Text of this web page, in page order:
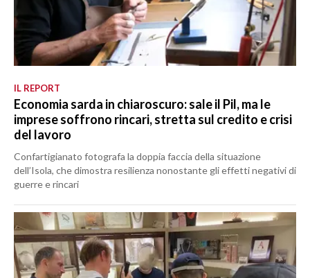
IL REPORT
Economia sarda in chiaroscuro: sale il Pil, ma le
imprese soffrono rincari, stretta sul credito e crisi
del lavoro
Confartigianato fotografa la doppia faccia della situazione
dell’Isola, che dimostra resilienza nonostante gli effetti negativi di
guerre e rincari